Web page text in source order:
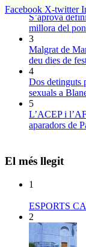
Facebook X-twitter
2
S’aprova
millora del
3
Malgrat de
deu dies de
4
Dos detinguts
sexuals a
5
L’ACEP i
aparadors de
El més llegit
1
ESPORTS
2